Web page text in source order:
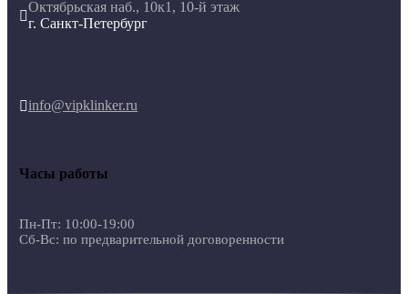

Октябрьская наб., 10к1, 10-й этаж
г. Санкт-Петербург
info@vipklinker.ru
Часы работы
Пн-Пт: 10:00-19:00
Сб-Вс: по предварительной договоренности